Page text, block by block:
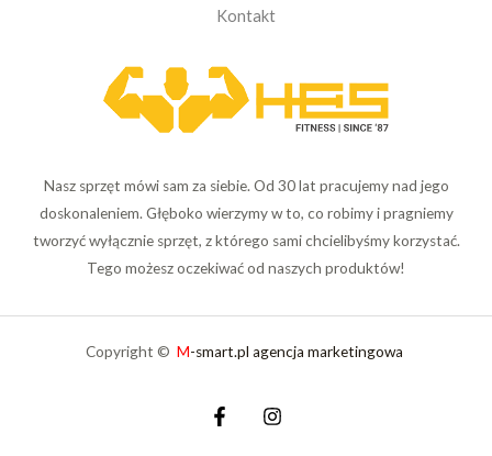
Kontakt
Nasz sprzęt mówi sam za siebie. Od 30 lat pracujemy nad jego
doskonaleniem. Głęboko wierzymy w to, co robimy i pragniemy
tworzyć wyłącznie sprzęt, z którego sami chcielibyśmy korzystać.
Tego możesz oczekiwać od naszych produktów!
Copyright © M-smart.pl agencja marketingowa